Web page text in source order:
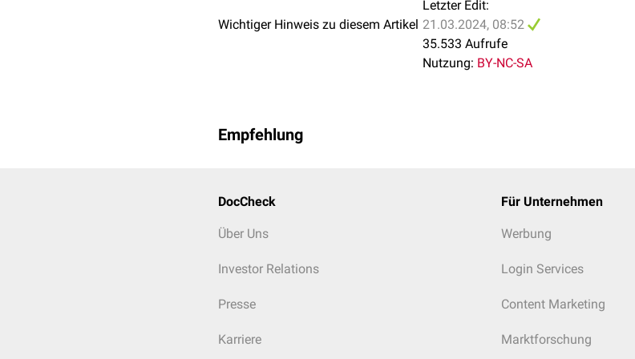
M1
nur intraperitoneales azelluläres Muzin (M1a), nur
Epithelzellen (M1b), nicht peritoneale Metastasen (M1c)
Wichtiger Hinweis zu diesem Artikel
Letzter Edit:
21.03.2024, 08:52
35.533 Aufrufe
Nutzung: BY-NC-SA
Empfehlung
DocCheck
Über Uns
Investor Relations
Presse
Karriere
Für Unternehmen
Werbung
Login Services
Content Marketing
Marktforschung